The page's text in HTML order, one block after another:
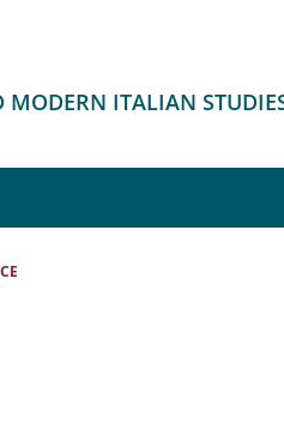
MODERN ITALIAN